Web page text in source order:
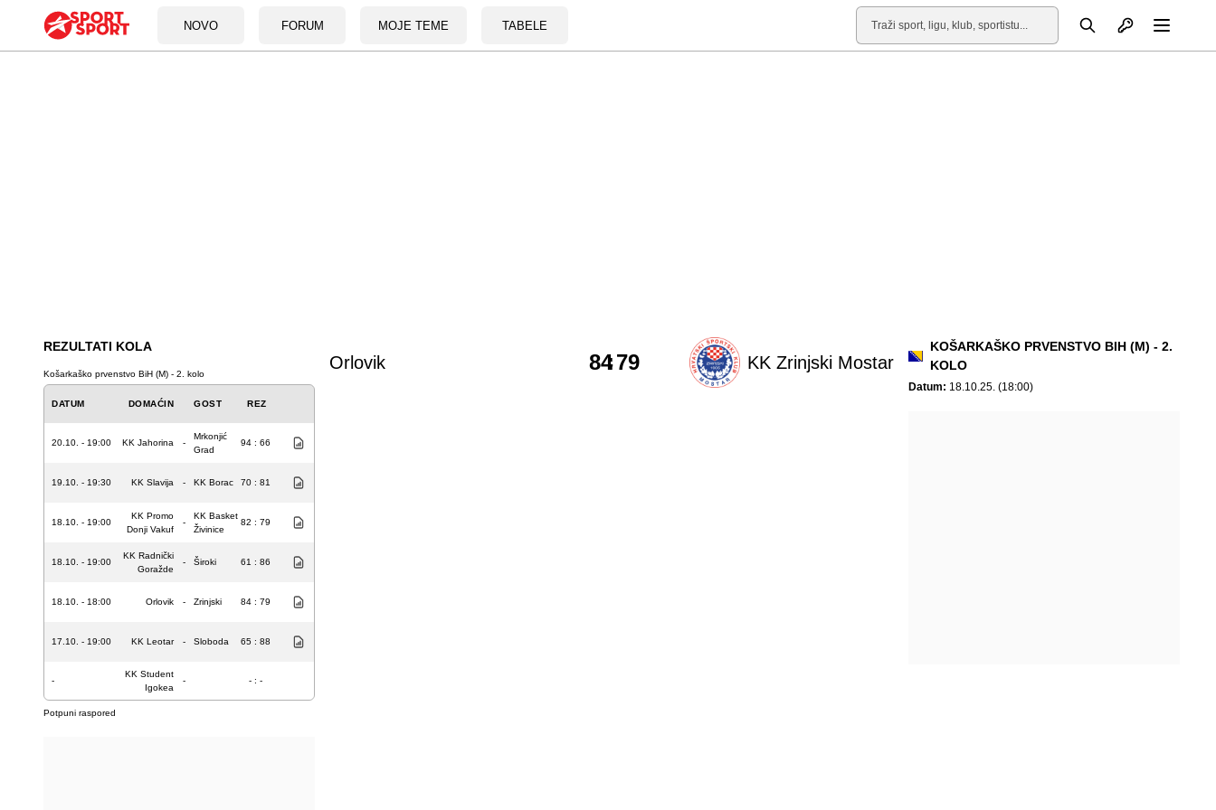
NOVO FORUM MOJE TEME TABELE
Pretraga Otvori profil
REZULTATI KOLA
Košarkaško prvenstvo BiH (M) - 2. kolo
DATUM DOMAĆIN GOST REZ
20.10. - 19:00 KK Jahorina -
Mrkonjić
Grad
94 : 66
19.10. - 19:30 KK Slavija - KK Borac 70 : 81
18.10. - 19:00
KK Promo
Donji Vakuf
-
KK Basket
Živinice
82 : 79
18.10. - 19:00
KK Radnički
Goražde
- Široki 61 : 86
18.10. - 18:00 Orlovik - Zrinjski 84 : 79
17.10. - 19:00 KK Leotar - Sloboda 65 : 88
-
KK Student
Igokea
- - : -
Potpuni raspored
Orlovik KK Zrinjski Mostar
84
:79
KOŠARKAŠKO PRVENSTVO BIH (M) - 2.
KOLO
Datum: 18.10.25. (18:00)